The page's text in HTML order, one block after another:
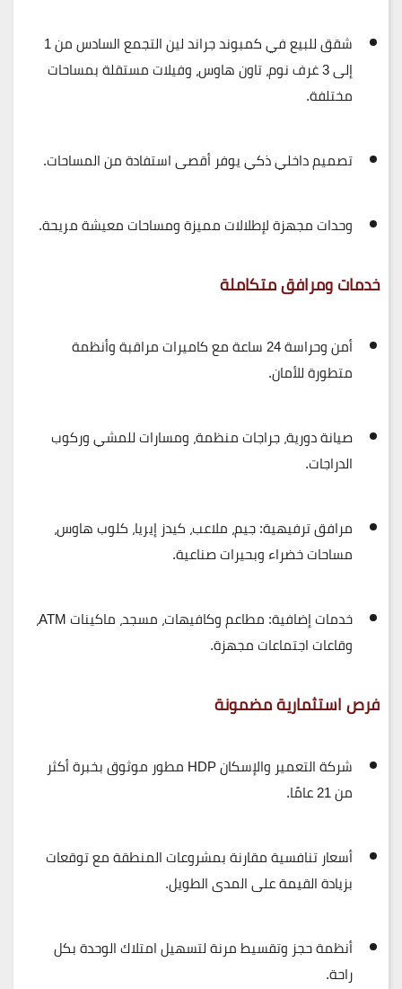
شقق للبيع فيكمبوند جراند لين التجمع السادس
من 1
إلى 3 غرف نوم، تاون هاوس، وفيلات مستقلة بمساحات
مختلفة.
تصميم داخلي ذكي يوفر أقصى استفادة من المساحات.
وحدات مجهزة لإطلالات مميزة ومساحات معيشة مريحة.
خدمات ومرافق متكاملة
أمن وحراسة 24 ساعة مع كاميرات مراقبة وأنظمة
متطورة للأمان.
صيانة دورية، جراجات منظمة، ومسارات للمشي وركوب
الدراجات.
مرافق ترفيهية: جيم، ملاعب، كيدز إيريا، كلوب هاوس،
مساحات خضراء وبحيرات صناعية.
خدمات إضافية: مطاعم وكافيهات، مسجد، ماكينات ATM،
وقاعات اجتماعات مجهزة.
فرص استثمارية مضمونة
شركةالتعمير والإسكان HDP
مطور موثوق بخبرة أكثر
من 21 عامًا.
أسعار تنافسية مقارنة بمشروعات المنطقة مع توقعات
بزيادة القيمة على المدى الطويل.
أنظمة حجز وتقسيط مرنة لتسهيل امتلاك الوحدة بكل
راحة.